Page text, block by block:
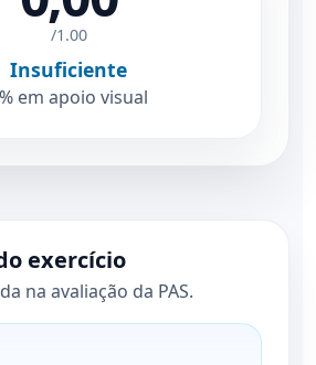
/1.00
Insuficiente
em apoio visual
exercício
na avaliação da PAS.